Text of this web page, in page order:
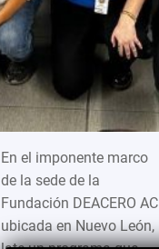
En el imponente marco
de la sede de la
Fundación DEACERO AC
ubicada en Nuevo León,